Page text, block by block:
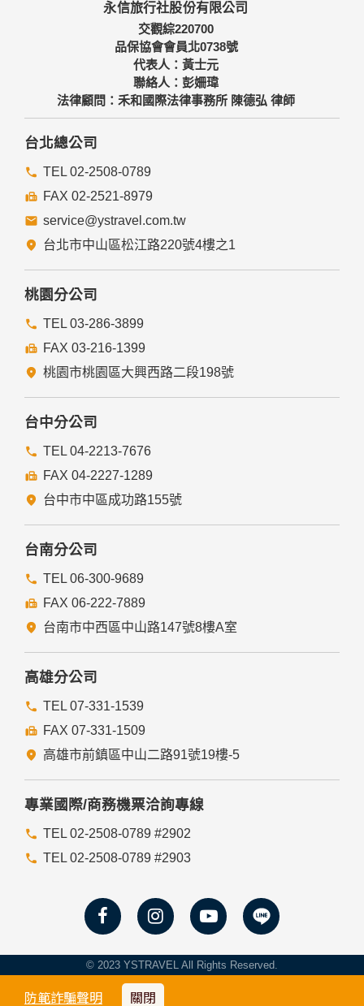
防範詐騙聲明 關閉
備及必要的安全防護措施，加以保護網站及您的個人資料採用
嚴格的保護措施，只由經過授權的人員才能接觸您的個人資
料，相關處理人員皆簽有保密合約，如有違反保密義務者，將
會受到相關的法律處分。
如因業務需要有必要委託其他單位提供服務時，本網站亦會嚴
格要求其遵守保密義務，並且採取必要檢查程序以確定其將確
實遵守。
四、網站對外的相關連結
提供的連結，點選進入其他網站。但該連結網站不適用本網站
的隱私權保護政策，您必須參考該連結網站中的隱私權保護政
策。
五、與第三人共用個人資料之政策
本網站絕不會提供、交換、出租或出售任何您的個人資料給其
他個人、團體、私人企業或公務機關，但有法律依據或合約義
務者，不在此限。
前項但書之情形包括不限於：
經由您書面同意。
法律明文規定。
與公務機關或學術研究機構合作，基於公共利益為統計或學術
研究而有必要，且資料經過提供者處理或蒐集者依其揭露方式
無從識別特定之當事人。
當您在網站的行為，違反服務條款或可能損害或妨礙網站與其
揭露您的個人資料是為了辨識、聯絡或採取法律行動所必要
者。
本網站委託廠商協助蒐集、處理或利用您的個人資料時，將對
委外廠商或個人善盡監督管理之責。
六、Cookie之使用
為了提供您最佳的服務，本網站會在您的電腦中放置並取用我
們的Cookie，若您不願接受Cookie的寫入，您可在您使用的
瀏覽器功能項中設定隱私權等級為高，即可拒絕Cookie的寫
七、隱私權保護政策之修正
款將刊登於網站上。
永信旅行社股份有限公司
交觀綜220700
品保協會會員北0738號
代表人：黃士元
聯絡人：彭姍瑋
法律顧問：禾和國際法律事務所 陳德弘 律師
台北總公司
TEL 02-2508-0789
FAX 02-2521-8979
service@ystravel.com.tw
台北市中山區松江路220號4樓之1
桃園分公司
TEL 03-286-3899
FAX 03-216-1399
桃園市桃園區大興西路二段198號
台中分公司
TEL 04-2213-7676
FAX 04-2227-1289
台中市中區成功路155號
台南分公司
TEL 06-300-9689
FAX 06-222-7889
台南市中西區中山路147號8樓A室
高雄分公司
TEL 07-331-1539
FAX 07-331-1509
高雄市前鎮區中山二路91號19樓-5
專業國際/商務機票洽詢專線
TEL 02-2508-0789 #2902
TEL 02-2508-0789 #2903
© 2023 YSTRAVEL All Rights Reserved.